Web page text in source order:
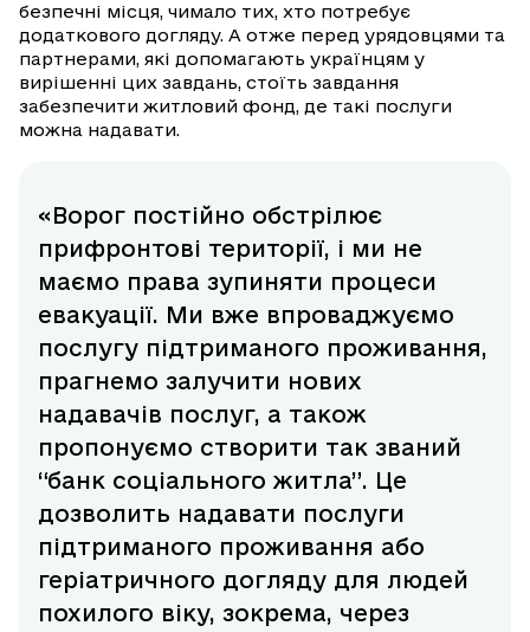
безпечні місця, чимало тих, хто потребує
додаткового догляду. А отже перед урядовцями та
партнерами, які допомагають українцям у
вирішенні цих завдань, стоїть завдання
забезпечити житловий фонд, де такі послуги
можна надавати.
«Ворог постійно обстрілює
прифронтові території, і ми не
маємо права зупиняти процеси
евакуації. Ми вже впроваджуємо
послугу підтриманого проживання,
прагнемо залучити нових
надавачів послуг, а також
пропонуємо створити так званий
“банк соціального житла”. Це
дозволить надавати послуги
підтриманого проживання або
геріатричного догляду для людей
похилого віку, зокрема, через